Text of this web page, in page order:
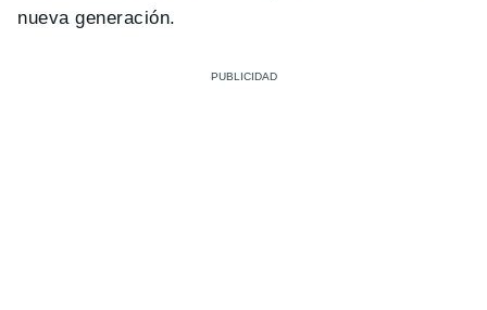
nueva generación.